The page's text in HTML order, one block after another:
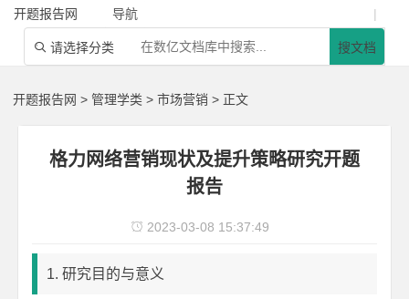
开题报告网 导航 |
 请选择分类 搜文档
开题报告网 >管理学类 >市场营销 > 正文
格力网络营销现状及提升策略研究开题
报告
 2023-03-08 15:37:49
1. 研究目的与意义